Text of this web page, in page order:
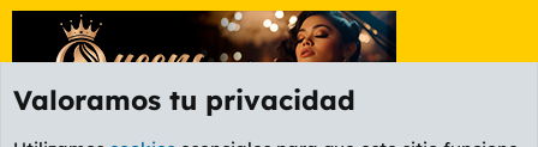
Valoramos tu privacidad